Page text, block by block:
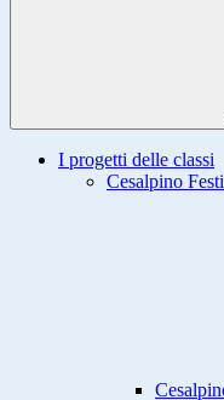
I progetti delle classi
Cesalpino